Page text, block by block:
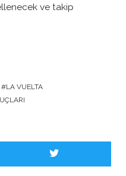
ve takip
LA VUELTA